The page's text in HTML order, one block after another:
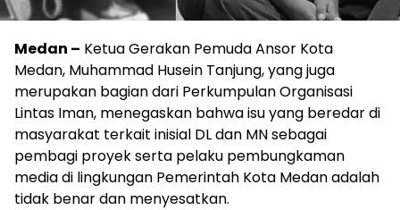
Medan – Ketua Gerakan Pemuda Ansor Kota
Medan, Muhammad Husein Tanjung, yang juga
merupakan bagian dari Perkumpulan Organisasi
Lintas Iman, menegaskan bahwa isu yang beredar di
masyarakat terkait inisial DL dan MN sebagai
pembagi proyek serta pelaku pembungkaman
media di lingkungan Pemerintah Kota Medan adalah
tidak benar dan menyesatkan.